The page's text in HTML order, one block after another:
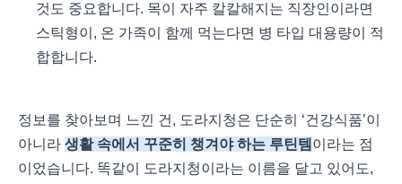
것도 중요합니다. 목이 자주 칼칼해지는 직장인이라면
스틱형이, 온 가족이 함께 먹는다면 병 타입 대용량이 적
합합니다.
정보를 찾아보며 느낀 건, 도라지청은 단순히 ‘건강식품’이
아니라 생활 속에서 꾸준히 챙겨야 하는 루틴템 이라는 점
이었습니다. 똑같이 도라지청이라는 이름을 달고 있어도,